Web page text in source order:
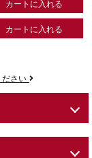
カートに入れる
カートに入れる
ださい